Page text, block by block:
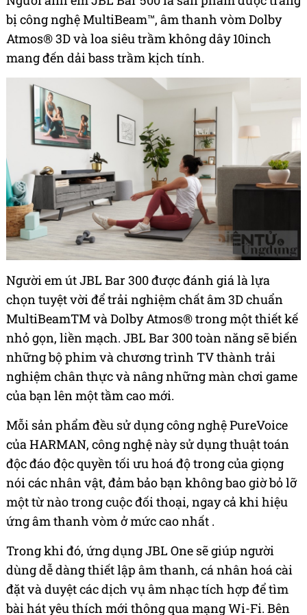
bị công nghệ MultiBeam™, âm thanh vòm Dolby
Atmos® 3D và loa siêu trầm không dây 10inch
mang đến dải bass trầm kịch tính.
Người em út JBL Bar 300 được đánh giá là lựa
chọn tuyệt vời để trải nghiệm chất âm 3D chuẩn
MultiBeamTM và Dolby Atmos® trong một thiết kế
nhỏ gọn, liền mạch. JBL Bar 300 toàn năng sẽ biến
những bộ phim và chương trình TV thành trải
nghiệm chân thực và nâng những màn chơi game
của bạn lên một tầm cao mới.
Mỗi sản phẩm đều sử dụng công nghệ PureVoice
của HARMAN, công nghệ này sử dụng thuật toán
độc đáo độc quyền tối ưu hoá độ trong của giọng
nói các nhân vật, đảm bảo bạn không bao giờ bỏ lỡ
một từ nào trong cuộc đối thoại, ngay cả khi hiệu
ứng âm thanh vòm ở mức cao nhất .
Trong khi đó, ứng dụng JBL One sẽ giúp người
dùng dễ dàng thiết lập âm thanh, cá nhân hoá cài
đặt và duyệt các dịch vụ âm nhạc tích hợp để tìm
bài hát yêu thích mới thông qua mạng Wi-Fi. Bên